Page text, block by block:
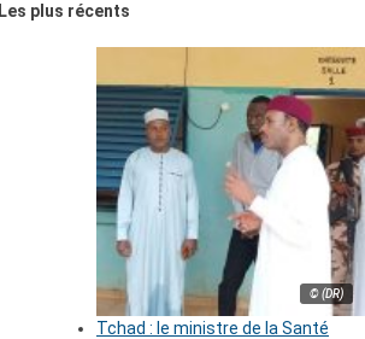
Les plus récents
© (DR)
Tchad : le ministre de la Santé